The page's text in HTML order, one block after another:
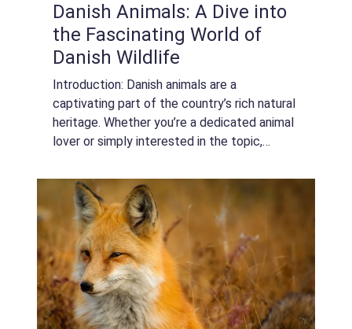
Danish Animals: A Dive into
the Fascinating World of
Danish Wildlife
Introduction: Danish animals are a
captivating part of the country’s rich natural
heritage. Whether you’re a dedicated animal
lover or simply interested in the topic,
will take you on ...